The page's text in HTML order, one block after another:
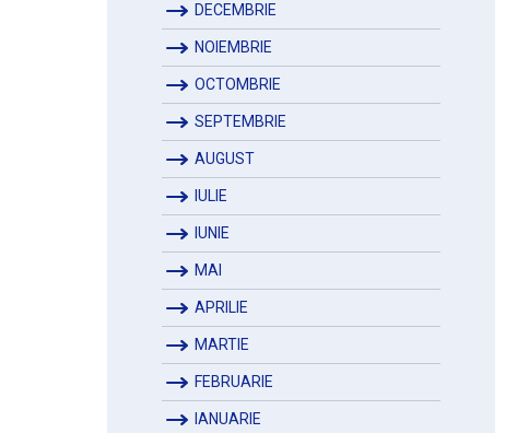
DECEMBRIE
NOIEMBRIE
OCTOMBRIE
SEPTEMBRIE
AUGUST
IULIE
IUNIE
MAI
APRILIE
MARTIE
FEBRUARIE
IANUARIE